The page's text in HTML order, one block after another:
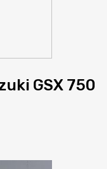
GSX 750